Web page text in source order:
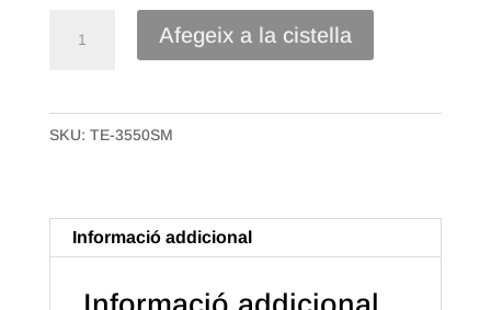
Samarreta
COMPOSTABLE
70.
Paquet
Afegeix a la cistella
SKU: TE-3550SM
Informació addicional